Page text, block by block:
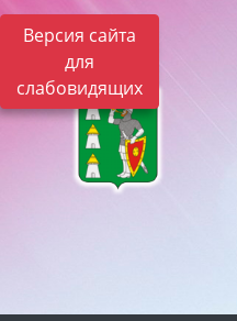
Версия сайта
для
слабовидящих